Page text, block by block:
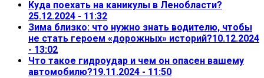
Куда поехать на каникулы в Ленобласти?
25.12.2024 - 11:32
Зима близко: что нужно знать водителю, чтобы
не стать героем «дорожных» историй?10.12.2024
- 13:02
Что такое гидроудар и чем он опасен вашему
автомобилю?19.11.2024 - 11:50